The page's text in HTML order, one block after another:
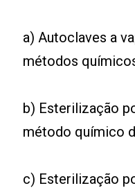
a) Autoclaves a
métodos
b) Esterilização
método químico
c) Esterilização